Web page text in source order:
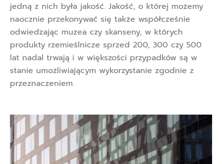
jedną z nich była jakość. Jakość, o której możemy
naocznie przekonywać się także współcześnie
odwiedzając muzea czy skanseny, w których
produkty rzemieślnicze sprzed 200, 300 czy 500
lat nadal trwają i w większości przypadków są w
stanie umożliwiającym wykorzystanie zgodnie z
przeznaczeniem.